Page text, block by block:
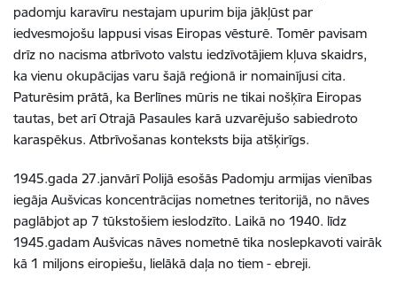
padomju karavīru nestajam upurim bija jākļūst par
iedvesmojošu lappusi visas Eiropas vēsturē. Tomēr pavisam
drīz no nacisma atbrīvoto valstu iedzīvotājiem kļuva skaidrs,
ka vienu okupācijas varu šajā reģionā ir nomainījusi cita.
Paturēsim prātā, ka Berlīnes mūris ne tikai nošķīra Eiropas
tautas, bet arī Otrajā Pasaules karā uzvarējušo sabiedroto
karaspēkus. Atbrīvošanas konteksts bija atšķirīgs.
1945.gada 27.janvārī Polijā esošās Padomju armijas vienības
iegāja Aušvicas koncentrācijas nometnes teritorijā, no nāves
paglābjot ap 7 tūkstošiem ieslodzīto. Laikā no 1940. līdz
1945.gadam Aušvicas nāves nometnē tika noslepkavoti vairāk
kā 1 miljons eiropiešu, lielākā daļa no tiem - ebreji.